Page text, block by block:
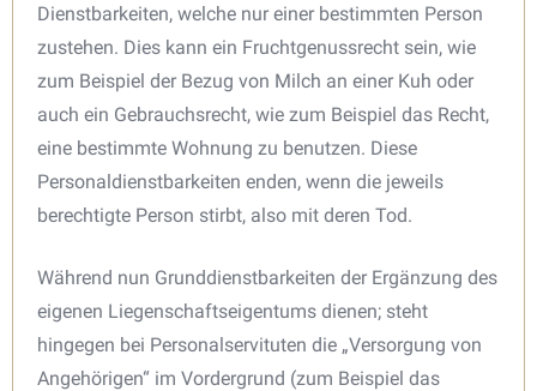
Dienstbarkeiten, welche nur einer bestimmten Person
zustehen. Dies kann ein Fruchtgenussrecht sein, wie
zum Beispiel der Bezug von Milch an einer Kuh oder
auch ein Gebrauchsrecht, wie zum Beispiel das Recht,
eine bestimmte Wohnung zu benutzen. Diese
Personaldienstbarkeiten enden, wenn die jeweils
berechtigte Person stirbt, also mit deren Tod.
Während nun Grunddienstbarkeiten der Ergänzung des
eigenen Liegenschaftseigentums dienen; steht
hingegen bei Personalservituten die „Versorgung von
Angehörigen“ im Vordergrund (zum Beispiel das